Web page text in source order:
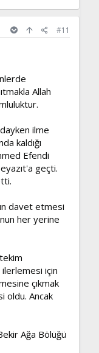
#11
Allah
ilme
kaldığı
Efendi
geçti.
davet etmesi
her yerine
ilerlemesi için
çıkmak
oldu. Ancak
Ağa Bölüğü